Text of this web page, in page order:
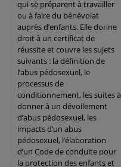
qui se préparent à travailler
ou à faire du bénévolat
auprès d’enfants. Elle donne
droit à un certificat de
réussite et couvre les sujets
suivants : la définition de
l’abus pédosexuel, le
processus de
conditionnement, les suites à
donner à un dévoilement
d’abus pédosexuel, les
impacts d’un abus
pédosexuel, l’élaboration
d’un Code de conduite pour
la protection des enfants et